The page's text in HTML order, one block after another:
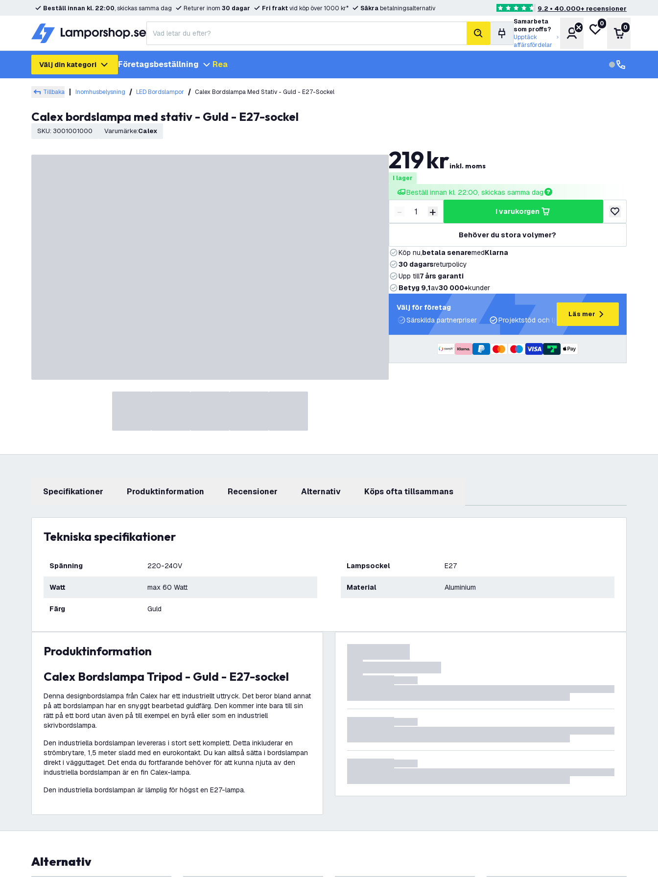
Beställ innan kl. 22:00, skickas samma dag Returer inom 30 dagar Fri fraktvid köp över 1000 kr* Säkrabetalningsalternativ 4.6 stjärnbetyg9.2 • 40.000+ recensioner
sök
Samarbeta
som proffs?
Upptäck
affärsfördelar
KontoMin önskelista
0
Varukorg
0
Välj din kategori Företagsbeställning Rea kundservice
kundservice
Tillbaka Inomhusbelysning LED Bordslampor Calex Bordslampa Med Stativ - Guld - E27-Sockel
Calex bordslampa med stativ - Guld - E27-sockel
SKU: 3001001000 Varumärke: Calex
219krinkl. moms
I lager
Beställ innan kl. 22:00, skickas samma dag
Minska antal
- Öka antal
+ i varukorgen
lägg till i
Behöver du stora volymer?
Köp nu,betala senaremedKlarna
30 dagarsreturpolicy
Upp till7 års garanti
Betyg 9,1av30 000+kunder
Välj för företag
Särskilda partnerpriser
Projektstöd och ljusplaner
Läs mer
Specifikationer produktinformation recensioner Alternativ Köps ofta tillsammans
Tekniska specifikationer
Spänning 220-240V
Watt max 60 Watt
Färg Guld
Lampsockel E27
Material Aluminium
produktinformation
Calex Bordslampa Tripod - Guld - E27-sockel
Denna designbordslampa från Calex har ett industriellt uttryck. Det beror bland annat
på att bordslampan har en snyggt bearbetad guldfärg. Den kommer inte bara till sin
rätt på ett bord utan även på till exempel en byrå eller som en industriell
skrivbordslampa.
Den industriella bordslampan levereras i stort sett komplett. Detta inkluderar en
strömbrytare, 1,5 meter sladd med en eurokontakt. Du kan alltså sätta i bordslampan
direkt i vägguttaget. Det enda du fortfarande behöver för att kunna njuta av den
industriella bordslampan är en fin Calex-lampa.
Den industriella bordslampan är lämplig för högst en E27-lampa.
Alternativ